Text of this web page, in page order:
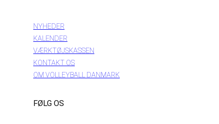
NYHEDER
KALENDER
VÆRKTØJSKASSEN
KONTAKT OS
OM VOLLEYBALL DANMARK
FØLG OS